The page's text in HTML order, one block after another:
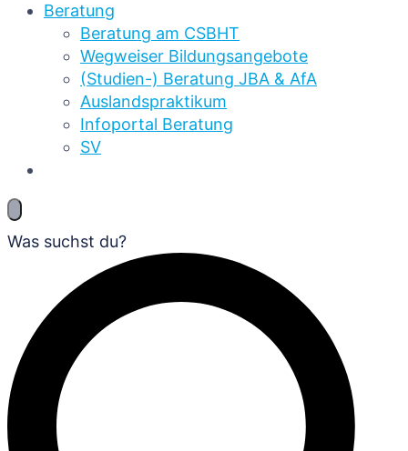
Beratung
Beratung am CSBHT
Wegweiser Bildungsangebote
(Studien-) Beratung JBA & AfA
Auslandspraktikum
Infoportal Beratung
SV
Was suchst du?